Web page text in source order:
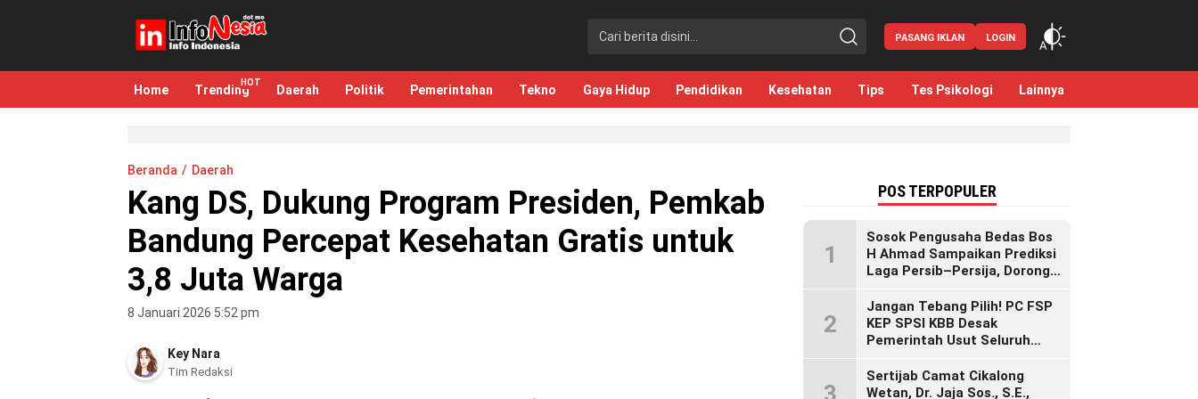
infonesia.me
Info Indonesia
PASANG IKLAN LOGIN
Home Trending Daerah Politik Pemerintahan Tekno Gaya Hidup Pendidikan Kesehatan Tips Tes Psikologi Lainnya
Beranda Daerah
Kang DS, Dukung Program Presiden, Pemkab
Bandung Percepat Kesehatan Gratis untuk
3,8 Juta Warga
8 Januari 2026 5:52 pm
Key Nara
Tim Redaksi
POS TERPOPULER
1
Sosok Pengusaha Bedas Bos
H Ahmad Sampaikan Prediksi
Laga Persib–Persija, Dorong
Berada
2
Jangan Tebang Pilih! PC FSP
KEP SPSI KBB Desak
Pemerintah Usut Seluruh
Langgar Hak Pekerja Pasca
Sidak KDM”
3
Sertijab Camat Cikalong
Wetan, Dr. Jaja Sos., S.E.,